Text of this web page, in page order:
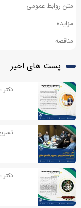
متن روابط عمومی
مزایده
مناقصه
پست های اخیر